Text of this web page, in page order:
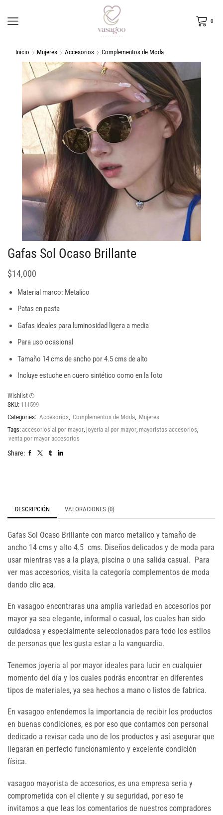
0
Inicio Mujeres Accesorios Complementos de Moda
Gafas Sol Ocaso Brillante
$14,000
Material marco: Metalico
Patas en pasta
Gafas ideales para luminosidad ligera a media
Para uso ocasional
Tamaño 14 cms de ancho por 4.5 cms de alto
Incluye estuche en cuero sintético como en la foto
Wishlist
SKU: 111599
Categories: Accesorios Complementos de Moda Mujeres
Tags: accesorios al por mayor joyeria al por mayor mayoristas accesorios
venta por mayor accesorios
Share:
DESCRIPCIÓN VALORACIONES (0)
Gafas Sol Ocaso Brillante con marco metalico y tamaño de
ancho 14 cms y alto 4.5 cms. Diseños delicados y de moda para
usar mientras vas a la playa, piscina o una salida casual. Para
ver mas accesorios, visita la categoría complementos de moda
dando clic aca.
En vasagoo encontraras una amplia variedad en accesorios por
mayor ya sea elegante, informal o casual, los cuales han sido
cuidadosa y especialmente seleccionados para todo los estilos
de personas que les gusta estar a la vanguardia.
Tenemos joyeria al por mayor ideales para lucir en cualquier
momento del día y los cuales podrás encontrar en diferentes
tipos de materiales, ya sea hechos a mano o listos de fabrica.
En vasagoo entendemos la importancia de recibir los productos
en buenas condiciones, es por eso que contamos con personal
dedicado a revisar cada uno de los productos y así asegurar que
llegaran en perfecto funcionamiento y excelente condición
física.
vasagoo mayorista de accesorios, es una empresa seria y
comprometida con el cliente y su seguridad, por eso te
invitamos a que leas los comentarios de nuestros compradores